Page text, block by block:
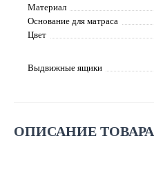
Материал
Основание для матраса
Цвет
Выдвижные ящики
ОПИСАНИЕ ТОВАРА